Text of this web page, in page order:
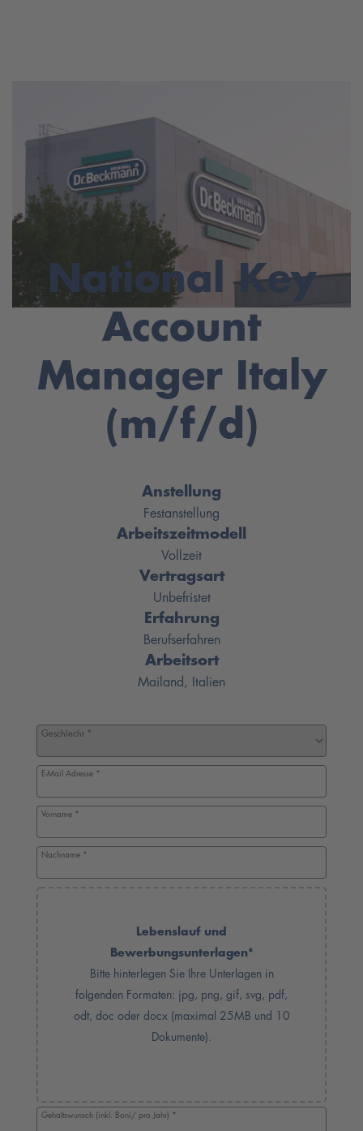
National Key
Account
Manager Italy
(m/f/d)
Anstellung
Festanstellung
Arbeitszeitmodell
Vollzeit
Vertragsart
Unbefristet
Erfahrung
Berufserfahren
Arbeitsort
Mailand, Italien
Bewerbungsformular
Geschlecht *
E-Mail Adresse *
Vorname *
Nachname *
Lebenslauf und
Bewerbungsunterlagen*
Bitte hinterlegen Sie Ihre Unterlagen in
folgenden Formaten: jpg, png, gif, svg, pdf,
odt, doc oder docx (maximal 25MB und 10
Dokumente).
Ziehen Sie Dateien hierher oder klicken Sie, um Dateien
Gehaltswunsch (inkl. Boni/ pro Jahr) *